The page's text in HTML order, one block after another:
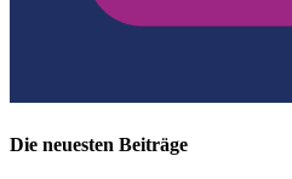
Die neuesten Beiträge